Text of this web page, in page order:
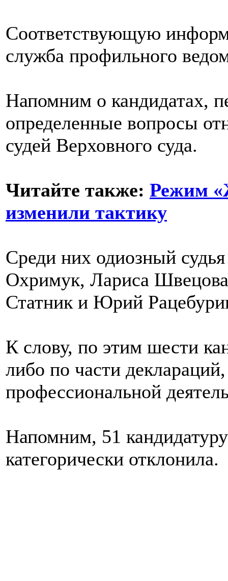
Соответствующую
служба профильного
Напомним о кандидатах,
определенные вопросы
судей Верховного суда.
Читайте также: Режим
изменили тактику
Среди них одиозный
Охримук, Лариса
Статник и Юрий
К слову, по этим шести
либо по части
профессиональной
Напомним, 51
категорически отклонила.